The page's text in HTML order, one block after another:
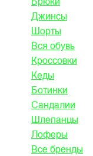
Брюки
Джинсы
Шорты
Вся обувь
Кроссовки
Кеды
Ботинки
Сандалии
Шлепанцы
Лоферы
Все бренды